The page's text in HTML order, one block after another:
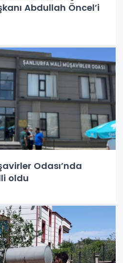
Abdullah Öncel’i
Odası’nda
oldu